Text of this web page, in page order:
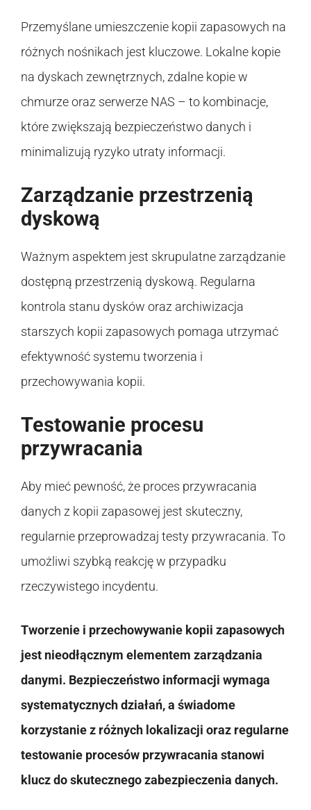
Przemyślane umieszczenie kopii zapasowych na
różnych nośnikach jest kluczowe. Lokalne kopie
na dyskach zewnętrznych, zdalne kopie w
chmurze oraz serwerze NAS – to kombinacje,
które zwiększają bezpieczeństwo danych i
minimalizują ryzyko utraty informacji.
Zarządzanie przestrzenią
dyskową
Ważnym aspektem jest skrupulatne zarządzanie
dostępną przestrzenią dyskową. Regularna
kontrola stanu dysków oraz archiwizacja
starszych kopii zapasowych pomaga utrzymać
efektywność systemu tworzenia i
przechowywania kopii.
Testowanie procesu
przywracania
Aby mieć pewność, że proces przywracania
danych z kopii zapasowej jest skuteczny,
regularnie przeprowadzaj testy przywracania. To
umożliwi szybką reakcję w przypadku
rzeczywistego incydentu.
Tworzenie i przechowywanie kopii zapasowych
jest nieodłącznym elementem zarządzania
danymi. Bezpieczeństwo informacji wymaga
systematycznych działań, a świadome
korzystanie z różnych lokalizacji oraz regularne
testowanie procesów przywracania stanowi
klucz do skutecznego zabezpieczenia danych.